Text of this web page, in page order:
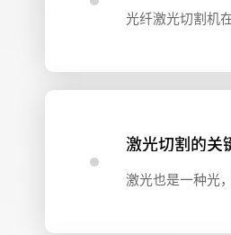
激光切割的关